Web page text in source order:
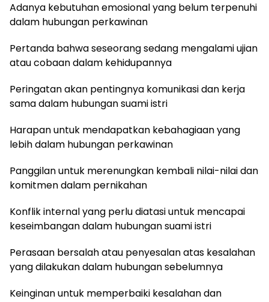
Adanya kebutuhan emosional yang belum terpenuhi
dalam hubungan perkawinan
Pertanda bahwa seseorang sedang mengalami ujian
atau cobaan dalam kehidupannya
Peringatan akan pentingnya komunikasi dan kerja
sama dalam hubungan suami istri
Harapan untuk mendapatkan kebahagiaan yang
lebih dalam hubungan perkawinan
Panggilan untuk merenungkan kembali nilai-nilai dan
komitmen dalam pernikahan
Konflik internal yang perlu diatasi untuk mencapai
keseimbangan dalam hubungan suami istri
Perasaan bersalah atau penyesalan atas kesalahan
yang dilakukan dalam hubungan sebelumnya
Keinginan untuk memperbaiki kesalahan dan